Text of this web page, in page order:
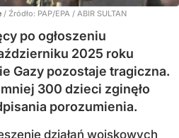
/ Źródło: PAP/EPA / ABIR SULTAN
po ogłoszeniu
2025 roku
Gazy pozostaje tragiczna.
300 dzieci zginęło
porozumienia.
działań wojskowych